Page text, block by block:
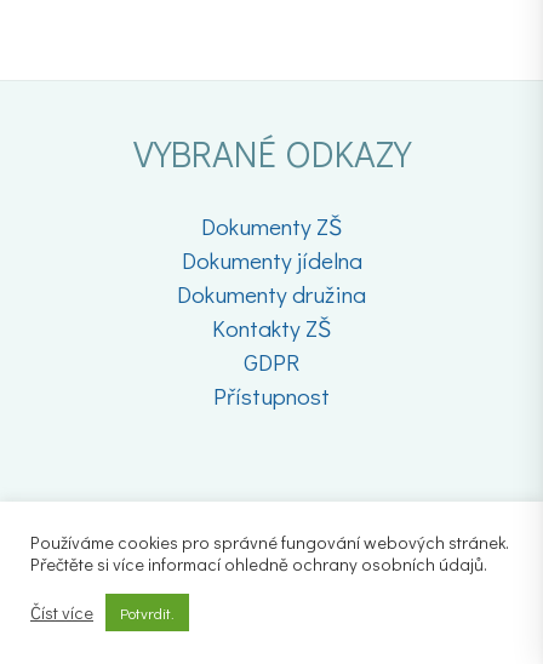
VYBRANÉ ODKAZY
Dokumenty ZŠ
Dokumenty jídelna
Dokumenty družina
Kontakty ZŠ
GDPR
Přístupnost
Používáme cookies pro správné fungování webových stránek.
Přečtěte si více informací ohledně ochrany osobních údajů.
Číst více Potvrdit.